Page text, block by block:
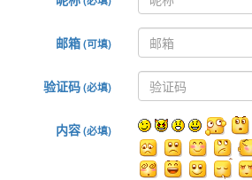
邮箱(可填)
验证码(必填)
内容(必填)